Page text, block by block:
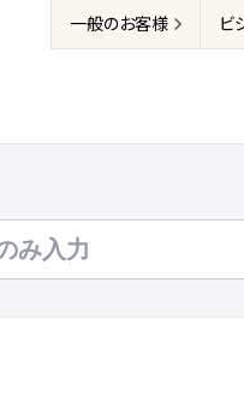
一般のお客様 ビ